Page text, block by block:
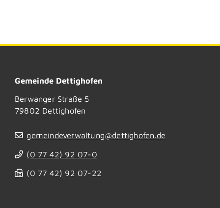
Gemeinde Dettighofen
Berwanger Straße 5
79802 Dettighofen
gemeindeverwaltung@dettighofen.de
(0 77 42) 92 07-0
(0 77 42) 92 07-22